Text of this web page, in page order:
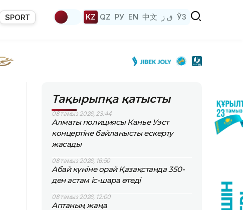
SPORT KZ QZ РУ EN 中文 ق ز ЎЗ
Тақырыпқа қатысты
08 тамыз 2026, 23:44
Алматы полициясы Канье Уэст
концертіне байланысты ескерту
жасады
08 тамыз 2026, 16:50
Абай күніне орай Қазақстанда 350-
ден астам іс-шара өтеді
08 тамыз 2026, 12:00
Аптаның жаңа